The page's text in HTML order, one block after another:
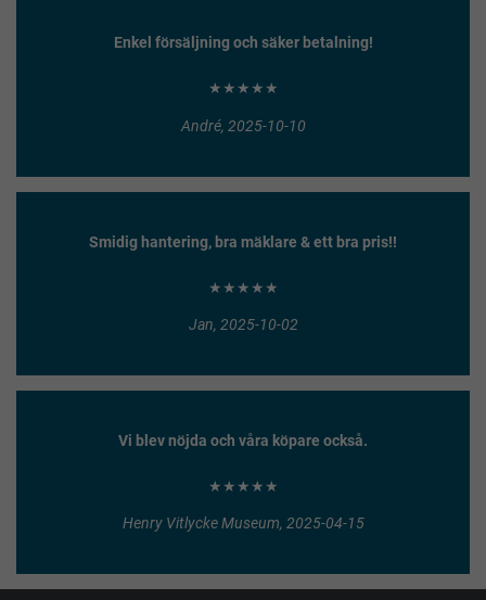
Enkel försäljning och säker betalning!
★★★★★
André, 2025-10-10
Smidig hantering, bra mäklare & ett bra pris!!
★★★★★
Jan, 2025-10-02
Vi blev nöjda och våra köpare också.
★★★★★
Henry Vitlycke Museum, 2025-04-15